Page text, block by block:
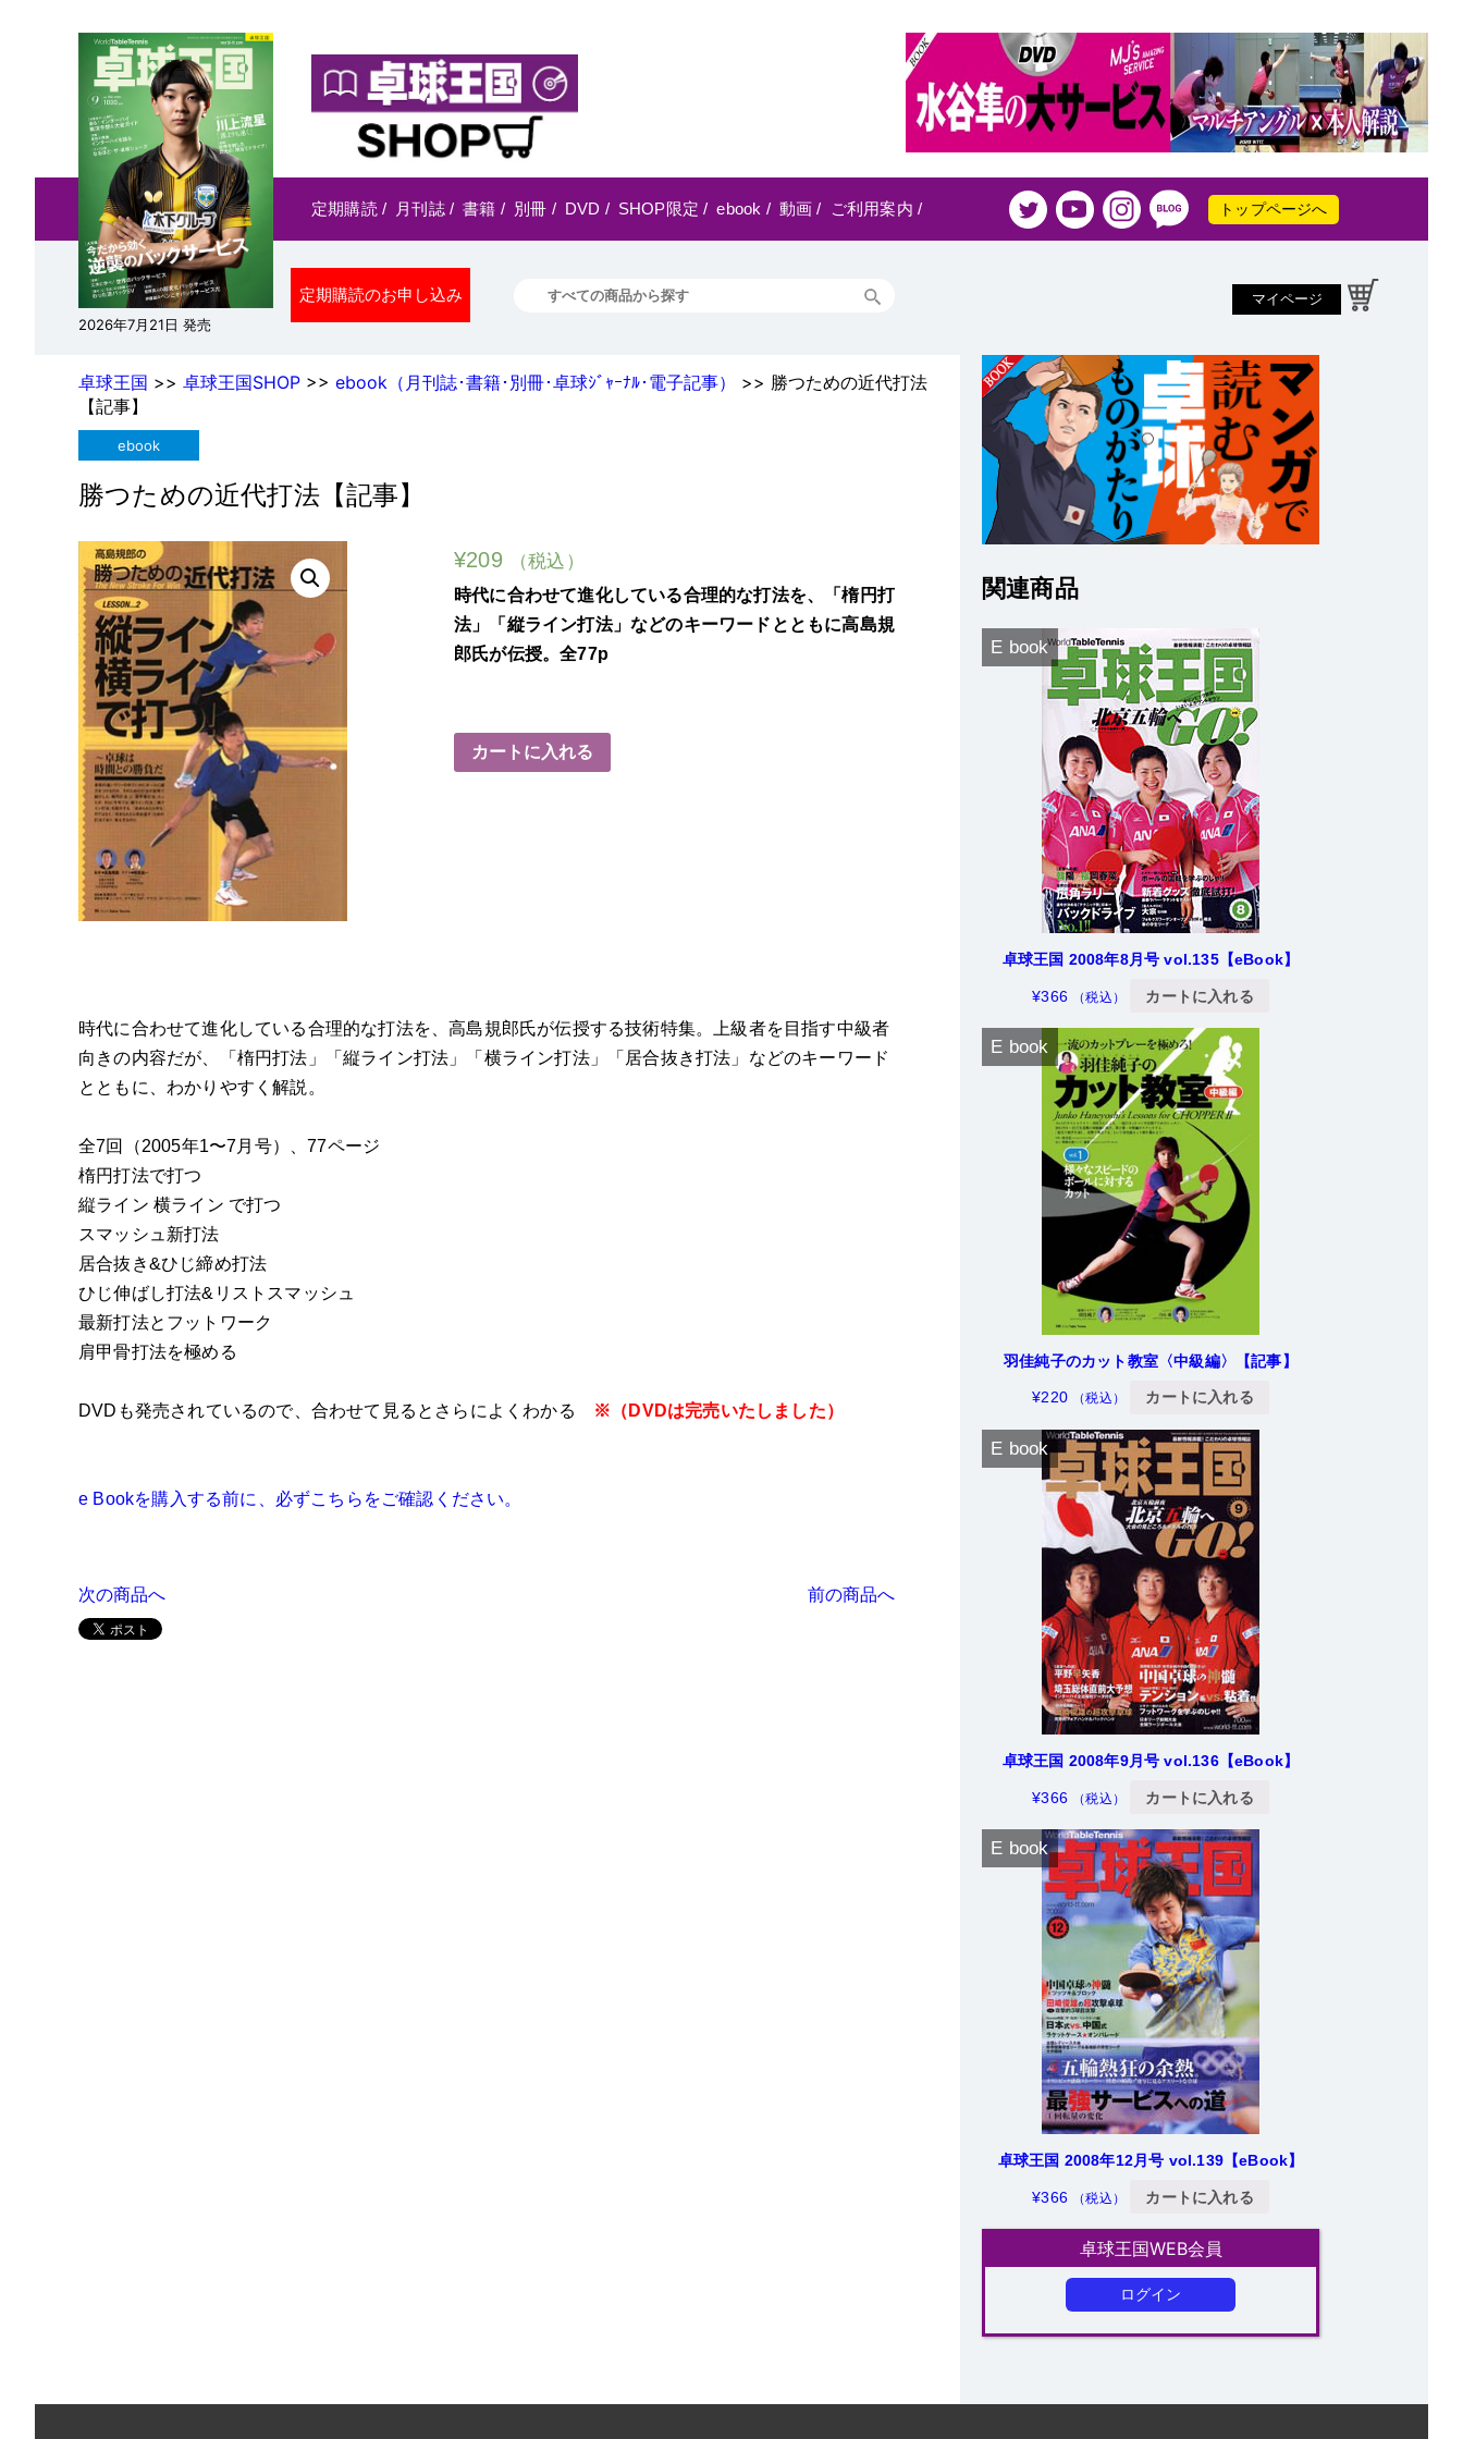
定期購読 / 月刊誌/ 書籍 / 別冊 / DVD / SHOP限定 / ebook / 動画 / ご利用案内 / トップページへ
2026年7月21日 発売
定期購読のお申し込み マイページ
卓球王国 >> 卓球王国SHOP >> ebook（月刊誌･書籍･別冊･卓球ｼﾞｬｰﾅﾙ･電子記事） >> 勝つための近代打法
【記事】
ebook
勝つための近代打法【記事】
¥209 （税込）
時代に合わせて進化している合理的な打法を、「楕円打
法」「縦ライン打法」などのキーワードとともに高島規
郎氏が伝授。全77p
カートに入れる
時代に合わせて進化している合理的な打法を、高島規郎氏が伝授する技術特集。上級者を目指す中級者
向きの内容だが、「楕円打法」「縦ライン打法」「横ライン打法」「居合抜き打法」などのキーワード
とともに、わかりやすく解説。
全7回（2005年1〜7月号）、77ページ
楕円打法で打つ
縦ライン 横ライン で打つ
スマッシュ新打法
居合抜き&ひじ締め打法
ひじ伸ばし打法&リストスマッシュ
最新打法とフットワーク
肩甲骨打法を極める
DVDも発売されているので、合わせて見るとさらによくわかる ※（DVDは完売いたしました）
e Bookを購入する前に、必ずこちらをご確認ください。
次の商品へ 前の商品へ
関連商品
E book
卓球王国 2008年8月号 vol.135【eBook】
¥366 （税込） カートに入れる
E book
羽佳純子のカット教室〈中級編〉【記事】
¥220 （税込） カートに入れる
E book
卓球王国 2008年9月号 vol.136【eBook】
¥366 （税込） カートに入れる
E book
卓球王国 2008年12月号 vol.139【eBook】
¥366 （税込） カートに入れる
卓球王国WEB会員
ログイン